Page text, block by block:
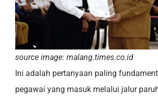
source image: malang.times.co.id
Ini adalah pertanyaan paling
pegawai yang masuk melalui jalur